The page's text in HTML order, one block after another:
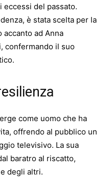
del passato.
è stata scelta per la
accanto ad Anna
confermando il suo
come uomo che ha
offrendo al pubblico un
televisivo. La sua
baratro al riscatto,
degli altri.